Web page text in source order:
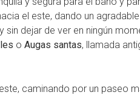
el este, dando un
dejar de ver en ningún
o Augas santas, llamada
caminando por un paseo